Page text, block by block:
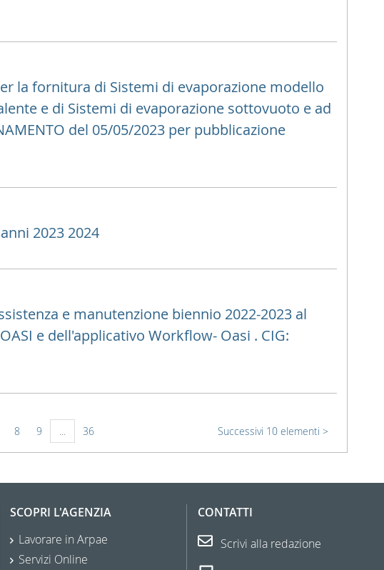
la fornitura di Sistemi di evaporazione modello
e di Sistemi di evaporazione sottovuoto e ad
del 05/05/2023 per pubblicazione
2023 2024
e manutenzione biennio 2022-2023 al
e dell'applicativo Workflow- Oasi . CIG:
8 9 ... 36 Successivi 10 elementi
SCOPRI L'AGENZIA
Lavorare in Arpae
Servizi Online
CONTATTI
Scrivi alla redazione